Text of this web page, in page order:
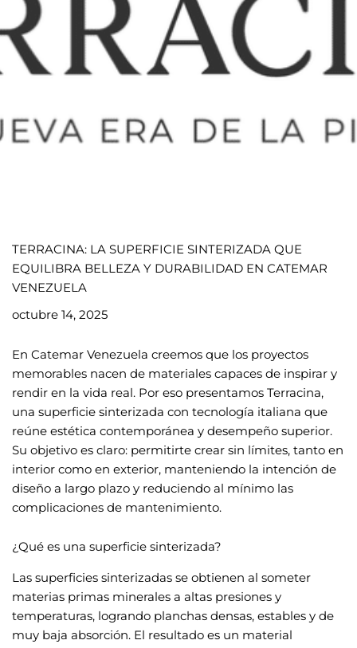
TERRACINA: LA SUPERFICIE SINTERIZADA QUE
EQUILIBRA BELLEZA Y DURABILIDAD EN CATEMAR
VENEZUELA
octubre 14, 2025
En Catemar Venezuela creemos que los proyectos
memorables nacen de materiales capaces de inspirar y
rendir en la vida real. Por eso presentamos Terracina,
una superficie sinterizada con tecnología italiana que
reúne estética contemporánea y desempeño superior.
Su objetivo es claro: permitirte crear sin límites, tanto en
interior como en exterior, manteniendo la intención de
diseño a largo plazo y reduciendo al mínimo las
complicaciones de mantenimiento.
¿Qué es una superficie sinterizada?
Las superficies sinterizadas se obtienen al someter
materias primas minerales a altas presiones y
temperaturas, logrando planchas densas, estables y de
muy baja absorción. El resultado es un material